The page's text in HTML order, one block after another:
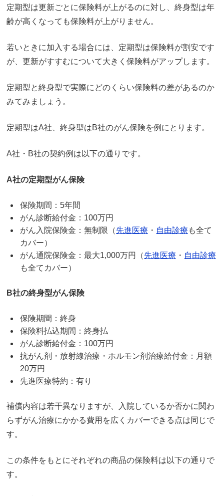
定期型は更新ごとに保険料が上がるのに対し、終身型は年
齢が高くなっても保険料が上がりません。
若いときに加入する場合には、定期型は保険料が割安です
が、更新がすすむについて大きく保険料がアップします。
定期型と終身型で実際にどのくらい保険料の差があるのか
みてみましょう。
定期型はA社、終身型はB社のがん保険を例にとります。
A社・B社の契約例は以下の通りです。
A社の定期型がん保険
保険期間：5年間
がん診断給付金：100万円
がん入院保険金：無制限（先進医療 ・ 自由診療 も全て
カバー）
がん通院保険金：最大1,000万円（先進医療 ・ 自由診療
も全てカバー）
B社の終身型がん保険
保険期間：終身
保険料払込期間：終身払
がん診断給付金：100万円
抗がん剤・放射線治療・ホルモン剤治療給付金：月額
20万円
先進医療特約：有り
補償内容は若干異なりますが、入院しているか否かに関わ
らずがん治療にかかる費用を広くカバーできる点は同じで
す。
この条件をもとにそれぞれの商品の保険料は以下の通りで
す。